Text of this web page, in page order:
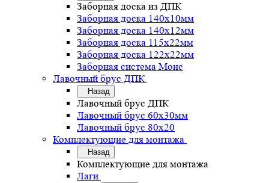
Заборная доска из ДПК
Заборная доска 140х10мм
Заборная доска 140х12мм
Заборная доска 115х22мм
Заборная доска 122х22мм
Заборная система Монс
Лавочный брус ДПК
Назад
Лавочный брус ДПК
Лавочный брус 60х30мм
Лавочный брус 80х20
Комплектующие для монтажа
Назад
Комплектующие для монтажа
Лаги